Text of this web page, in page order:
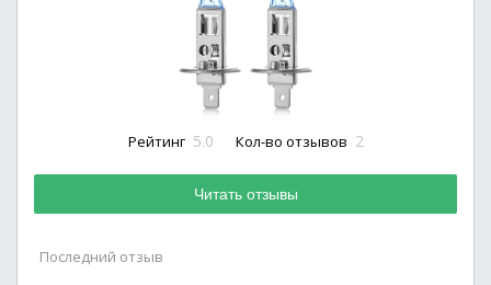
Рейтинг 5.0 Кол-во отзывов 2
Читать отзывы
Последний отзыв